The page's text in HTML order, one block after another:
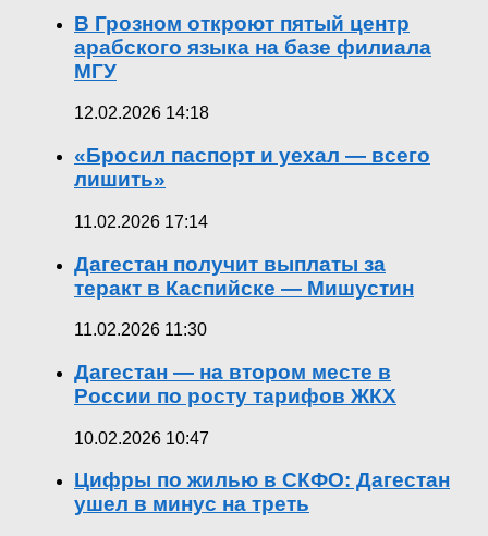
В Грозном откроют пятый центр
арабского языка на базе филиала
МГУ
12.02.2026 14:18
«Бросил паспорт и уехал — всего
лишить»
11.02.2026 17:14
Дагестан получит выплаты за
теракт в Каспийске — Мишустин
11.02.2026 11:30
Дагестан — на втором месте в
России по росту тарифов ЖКХ
10.02.2026 10:47
Цифры по жилью в СКФО: Дагестан
ушел в минус на треть